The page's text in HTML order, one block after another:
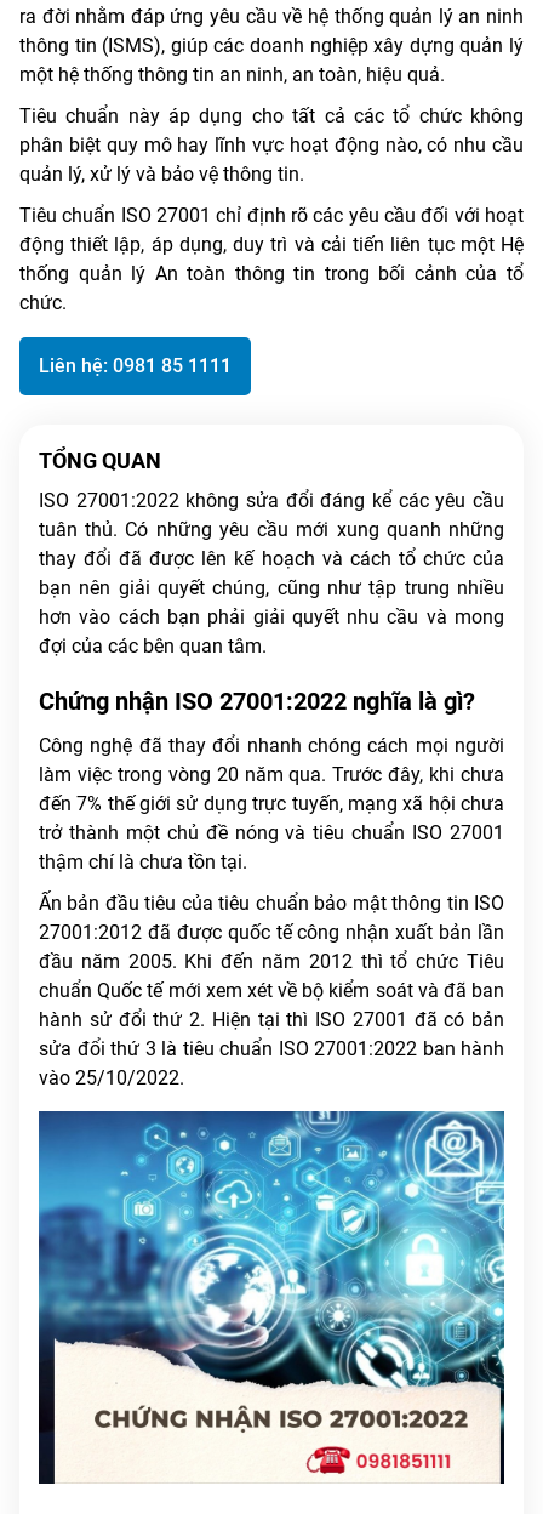
ra đời nhằm đáp ứng yêu cầu về hệ thống quản lý an ninh
thông tin (ISMS), giúp các doanh nghiệp xây dựng quản lý
một hệ thống thông tin an ninh, an toàn, hiệu quả.
Tiêu chuẩn này áp dụng cho tất cả các tổ chức không
phân biệt quy mô hay lĩnh vực hoạt động nào, có nhu cầu
quản lý, xử lý và bảo vệ thông tin.
Tiêu chuẩn ISO 27001 chỉ định rõ các yêu cầu đối với hoạt
động thiết lập, áp dụng, duy trì và cải tiến liên tục một Hệ
thống quản lý An toàn thông tin trong bối cảnh của tổ
chức.
Liên hệ: 0981 85 1111
TỔNG QUAN
ISO 27001:2022 không sửa đổi đáng kể các yêu cầu
tuân thủ. Có những yêu cầu mới xung quanh những
thay đổi đã được lên kế hoạch và cách tổ chức của
bạn nên giải quyết chúng, cũng như tập trung nhiều
hơn vào cách bạn phải giải quyết nhu cầu và mong
đợi của các bên quan tâm.
Chứng nhận ISO 27001:2022 nghĩa là gì?
Công nghệ đã thay đổi nhanh chóng cách mọi người
làm việc trong vòng 20 năm qua. Trước đây, khi chưa
đến 7% thế giới sử dụng trực tuyến, mạng xã hội chưa
trở thành một chủ đề nóng và tiêu chuẩn ISO 27001
thậm chí là chưa tồn tại.
Ấn bản đầu tiêu của tiêu chuẩn bảo mật thông tin ISO
27001:2012 đã được quốc tế công nhận xuất bản lần
đầu năm 2005. Khi đến năm 2012 thì tổ chức Tiêu
chuẩn Quốc tế mới xem xét về bộ kiểm soát và đã ban
hành sử đổi thứ 2. Hiện tại thì ISO 27001 đã có bản
sửa đổi thứ 3 là tiêu chuẩn ISO 27001:2022 ban hành
vào 25/10/2022.